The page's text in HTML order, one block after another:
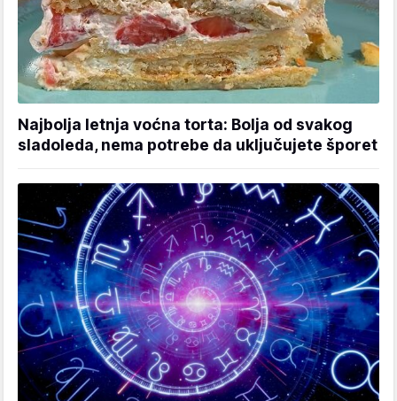
Najbolja letnja voćna torta: Bolja od svakog
sladoleda, nema potrebe da uključujete šporet